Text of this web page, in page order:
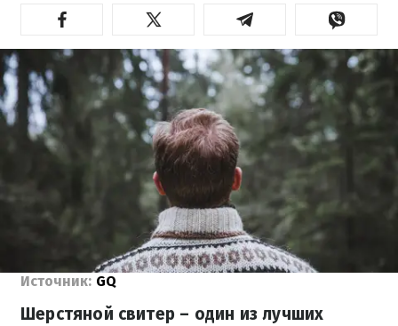
Источник: GQ
Шерстяной свитер – один из лучших